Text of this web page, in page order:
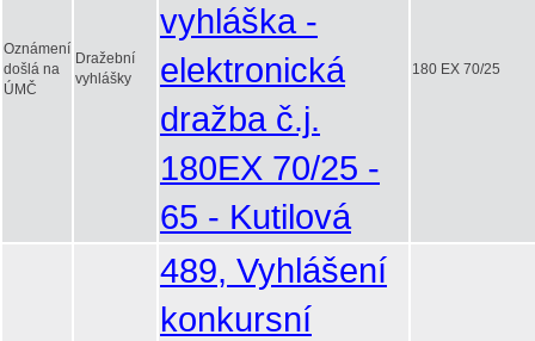
Oznámení
došlá na
ÚMČ
Dražební
vyhlášky
vyhláška -
elektronická
dražba č.j.
180EX 70/25 -
65 - Kutilová
180 EX 70/25
489, Vyhlášení
konkursní